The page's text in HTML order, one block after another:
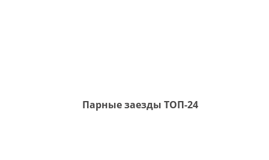
Парные заезды ТОП-24